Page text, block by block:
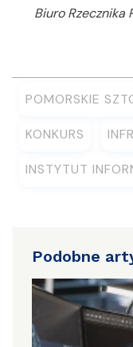
Biuro Rzecznika
POMORSKIE
KONKURS
INSTYTUT
Podobne